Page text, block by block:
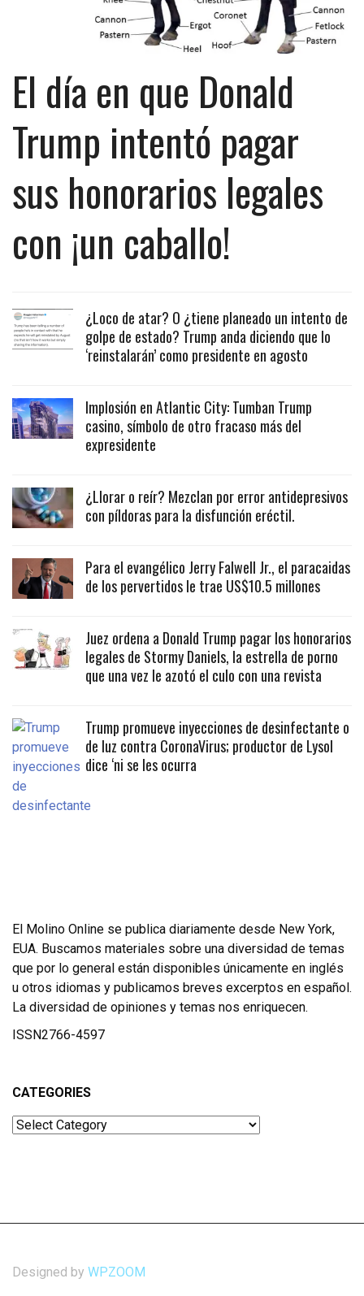
El día en que Donald
Trump intentó pagar
sus honorarios legales
con ¡un caballo!
¿Loco de atar? O ¿tiene planeado un intento de
golpe de estado? Trump anda diciendo que lo
‘reinstalarán’ como presidente en agosto
Implosión en Atlantic City: Tumban Trump
casino, símbolo de otro fracaso más del
expresidente
¿Llorar o reír? Mezclan por error antidepresivos
con píldoras para la disfunción eréctil.
Para el evangélico Jerry Falwell Jr., el paracaidas
de los pervertidos le trae US$10.5 millones
Juez ordena a Donald Trump pagar los honorarios
legales de Stormy Daniels, la estrella de porno
que una vez le azotó el culo con una revista
Trump promueve inyecciones de desinfectante o
de luz contra CoronaVirus; productor de Lysol
dice ‘ni se les ocurra
El Molino Online se publica diariamente desde New York,
EUA. Buscamos materiales sobre una diversidad de temas
que por lo general están disponibles únicamente en inglés
u otros idiomas y publicamos breves excerptos en español.
La diversidad de opiniones y temas nos enriquecen.
ISSN2766-4597
CATEGORIES
Categories
Designed by WPZOOM